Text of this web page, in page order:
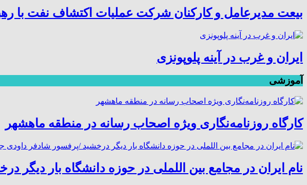
بیعت مدیرعامل و کارکنان شرکت عملیات اکتشاف نفت با
ایران و غرب در آینه پلوپونزی
آموزشی
کارگاه روزنامه‌نگاری ویژه اصحاب رسانه در منطقه ماهشهر
نام ایران در مجامع بین اللملی در حوزه دانشگاه بار